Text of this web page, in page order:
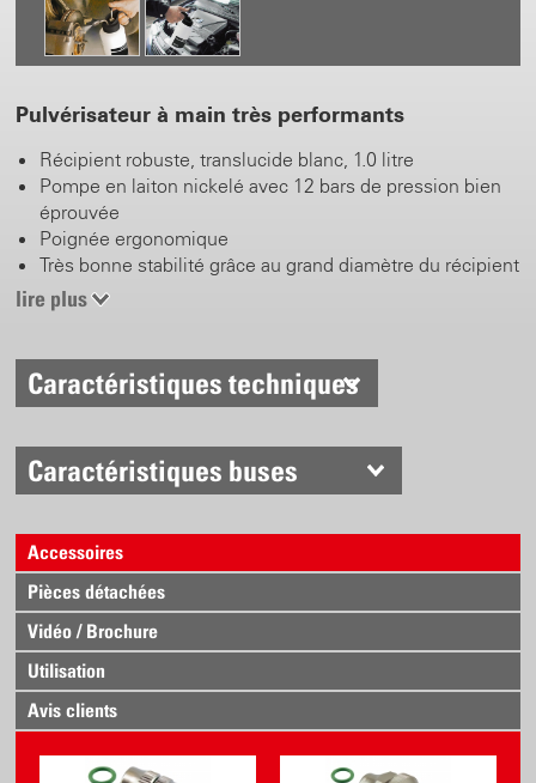
Pulvérisateur à main très performants
Récipient robuste, translucide blanc, 1.0 litre
Pompe en laiton nickelé avec 12 bars de pression bien
éprouvée
Poignée ergonomique
Très bonne stabilité grâce au grand diamètre du récipient
Récipient avec tenue antidérapante sur les côtés
Grande ouverture de remplissage
Joints en viton résistants aux produits chimiques
Buse spéciale ø 0.8 mm avec hélice pour une
lire plus
Caractéristiques techniques
Caractéristiques buses
Accessoires
Pièces détachées
Vidéo / Brochure
Utilisation
Avis clients